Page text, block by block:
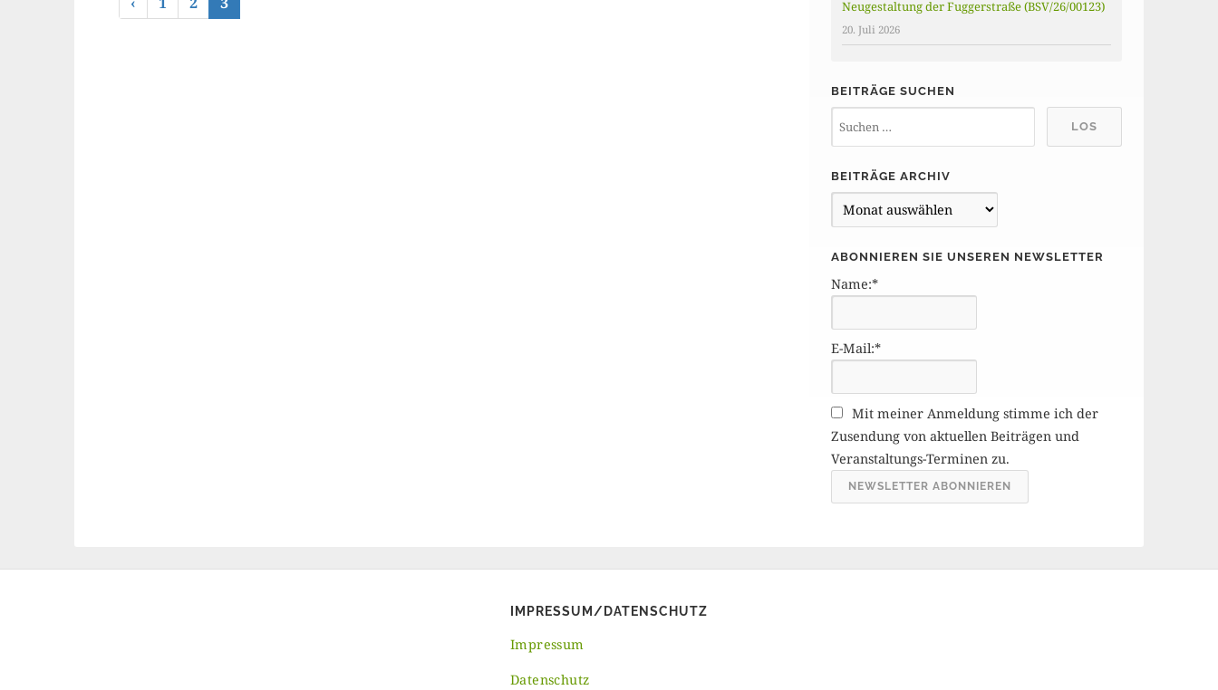
Neugestaltung der Fuggerstraße (BSV/26/00123)
20. Juli 2026
BEITRÄGE SUCHEN
BEITRÄGE ARCHIV
e
r
e
r
c
h
i
ABONNIEREN SIE UNSEREN NEWSLETTER
Name:*
E-Mail:*
Mit meiner Anmeldung stimme ich der
Zusendung von aktuellen Beiträgen und
Veranstaltungs-Terminen zu.
IMPRESSUM/DATENSCHUTZ
Impressum
Datenschutz